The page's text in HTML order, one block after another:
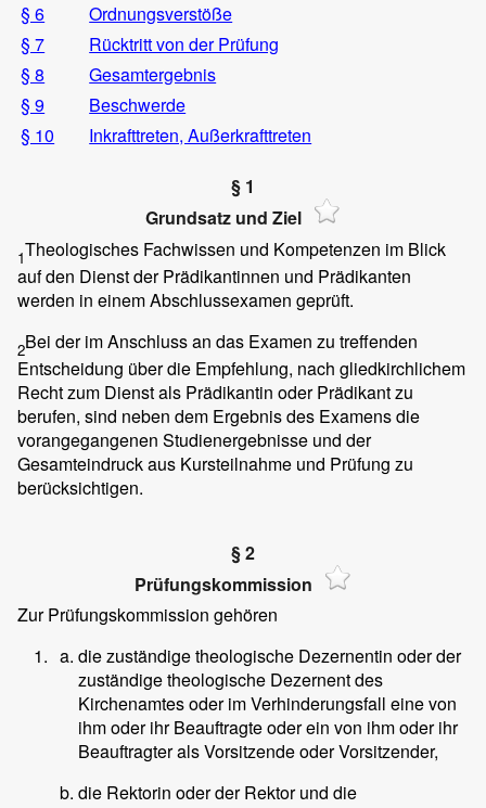
§ 6
Ordnungsverstöße
§ 7
Rücktritt von der Prüfung
§ 8
Gesamtergebnis
§ 9
Beschwerde
§ 10
Inkrafttreten, Außerkrafttreten
§ 1
Grundsatz und Ziel
1Theologisches Fachwissen und Kompetenzen im Blick
auf den Dienst der Prädikantinnen und Prädikanten
werden in einem Abschlussexamen geprüft.
2Bei der im Anschluss an das Examen zu treffenden
Entscheidung über die Empfehlung, nach gliedkirchlichem
Recht zum Dienst als Prädikantin oder Prädikant zu
berufen, sind neben dem Ergebnis des Examens die
vorangegangenen Studienergebnisse und der
Gesamteindruck aus Kursteilnahme und Prüfung zu
berücksichtigen.
§ 2
Prüfungskommission
Zur Prüfungskommission gehören
die zuständige theologische Dezernentin oder der
zuständige theologische Dezernent des
Kirchenamtes oder im Verhinderungsfall eine von
ihm oder ihr Beauftragte oder ein von ihm oder ihr
Beauftragter als Vorsitzende oder Vorsitzender,
die Rektorin oder der Rektor und die